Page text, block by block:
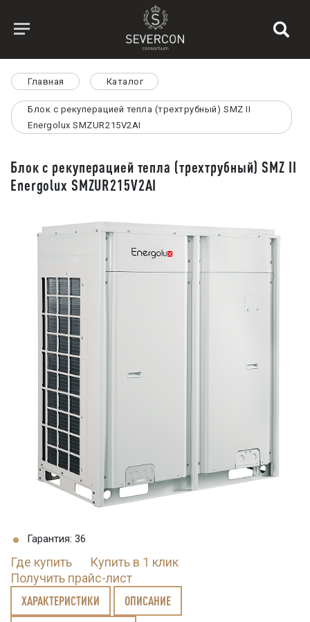
Главная Каталог
Блок с рекуперацией тепла (трехтрубный) SMZ II
Energolux SMZUR215V2AI
Блок с рекуперацией тепла (трехтрубный) SMZ II
Energolux SMZUR215V2AI
Гарантия: 36
Где купить
Купить в 1 клик
Получить прайс-лист
ХАРАКТЕРИСТИКИ ОПИСАНИЕ